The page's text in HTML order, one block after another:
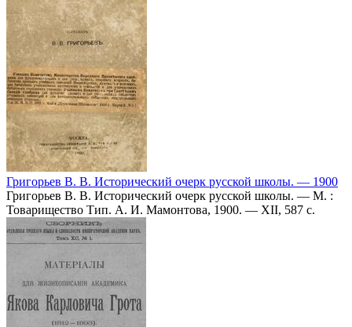
Григорьев В. В. Исторический очерк русской школы. — 1900
Григорьев В. В. Исторический очерк русской школы. — М. :
Товарищество Тип. А. И. Мамонтова, 1900. — XII, 587 с.